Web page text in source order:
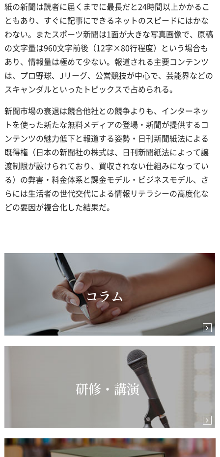
紙の新聞は読者に届くまでに最長だと24時間以上かかるこ
ともあり、すぐに記事にできるネットのスピードにはかな
わない。またスポーツ新聞は1面が大きな写真画像で、原稿
の文字量は960文字前後（12字×80行程度）という場合も
あり、情報量は極めて少ない。報道される主要コンテンツ
は、プロ野球、Jリーグ、公営競技が中心で、芸能界などの
スキャンダルといったトピックスで占められる。
新聞市場の衰退は競合他社との競争よりも、インターネッ
トを使った新たな無料メディアの登場・新聞が提供するコ
ンテンツの魅力低下と報道する姿勢・日刊新聞紙法による
既得権（日本の新聞社の株式は、日刊新聞紙法によって譲
渡制限が設けられており、買収されない仕組みになってい
る）の弊害・料金体系と課金モデル・ビジネスモデル、さ
らには生活者の世代交代による情報リテラシーの高度化な
どの要因が複合化した結果だ。
コラム
研修・講演